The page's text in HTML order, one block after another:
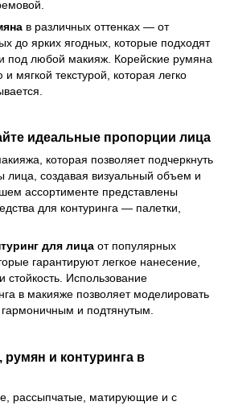
в различных оттенках — от
до ярких ягодных, которые подходят
под любой макияж. Корейские румяна
мягкой текстурой, которая легко
идеальные пропорции лица
которая позволяет подчеркнуть
лица, создавая визуальный объем и
ассортименте представлены
для контуринга — палетки,
для лица от популярных
гарантируют легкое нанесение,
стойкость. Использование
в макияже позволяет моделировать
и подтянутым.
и контуринга в
рассыпчатые, матирующие и с